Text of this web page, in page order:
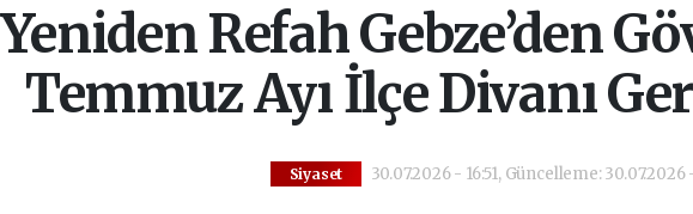
Yeniden Refah Gebze’den
Temmuz Ayı İlçe Divanı
Siyaset 30.07.2026 - 16:51, Güncelleme: 30.07.2026